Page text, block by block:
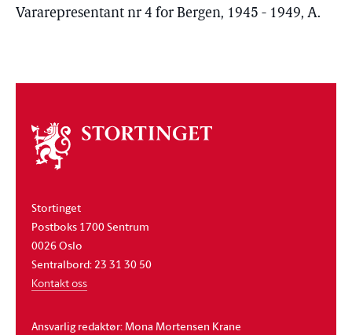
Vararepresentant nr 4 for Bergen, 1945 - 1949, A.
Om
stortinget
Stortinget
Postboks 1700 Sentrum
0026 Oslo
Sentralbord: 23 31 30 50
Kontakt oss
Ansvarlig redaktør: Mona Mortensen Krane